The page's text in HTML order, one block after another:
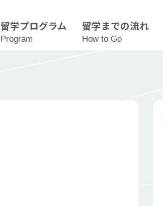
留学プログラム
Program
留学までの流れ
How to Go